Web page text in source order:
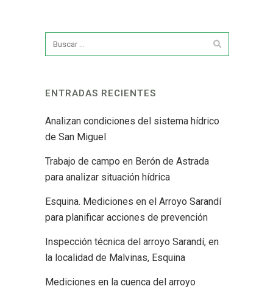
ENTRADAS RECIENTES
Analizan condiciones del sistema hídrico
de San Miguel
Trabajo de campo en Berón de Astrada
para analizar situación hídrica
Esquina. Mediciones en el Arroyo Sarandí
para planificar acciones de prevención
Inspección técnica del arroyo Sarandí, en
la localidad de Malvinas, Esquina
Mediciones en la cuenca del arroyo